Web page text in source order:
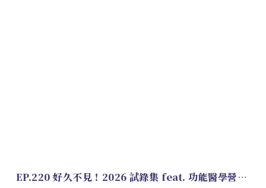
EP.220 好久不見！2026 試錄集 feat. 功能醫學營養師 美寶